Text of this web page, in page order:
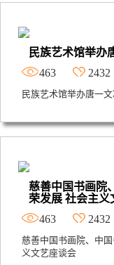
民族艺术馆举办
463
2432
民族艺术馆举办唐一
慈善中国书画院
荣发展 社会主义
463
2432
慈善中国书画院、中
义文艺座谈会